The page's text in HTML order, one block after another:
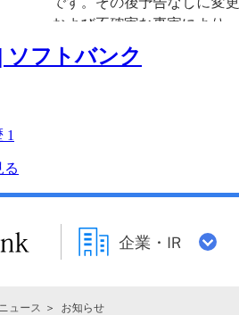
ソフトバンク
1
る